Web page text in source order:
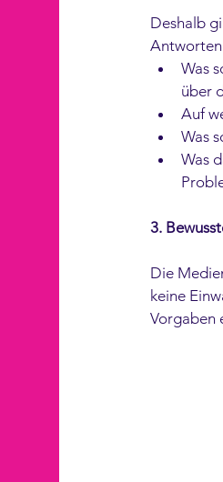
Deshalb
Antworten
Was
über
Auf
Was
Was
3.
Die
keine
Vorgaben